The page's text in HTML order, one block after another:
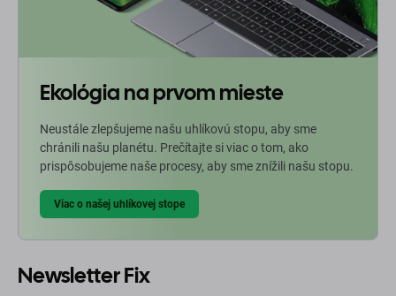
Ekológia na prvom mieste
Neustále zlepšujeme našu uhlíkovú stopu, aby sme
chránili našu planétu. Prečítajte si viac o tom, ako
prispôsobujeme naše procesy, aby sme znížili našu stopu.
Viac o našej uhlíkovej stope
Newsletter Fix